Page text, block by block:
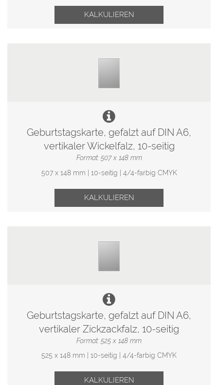
KALKULIEREN
Geburtstagskarte, gefalzt auf DIN A6,
vertikaler Wickelfalz, 10-seitig
Format: 507 x 148 mm
507 x 148 mm | 10-seitig | 4/4-farbig CMYK
KALKULIEREN
Geburtstagskarte, gefalzt auf DIN A6,
vertikaler Zickzackfalz, 10-seitig
Format: 525 x 148 mm
525 x 148 mm | 10-seitig | 4/4-farbig CMYK
KALKULIEREN